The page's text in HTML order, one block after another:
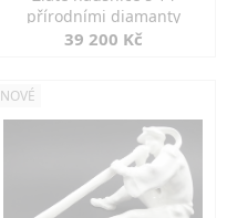
přírodními diamanty
39 200 Kč
NOVÉ